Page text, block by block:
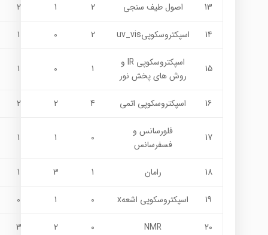
13 اصول طيف سنجي 2
1
2
14 اسپکتروسکوپيuv_vis 2
0
1
15
اسپکتروسکوپي IR و
روش هاي پخش نور
1
0
1
16 اسپکتروسکوپي اتمي 4
2
2
17
فلورسانس و
فسفرسانس
0
1
1
18 رامان 1
3
1
19 اسپکتروسکوپي اشعهx 0
1
0
20
NMR
0
2
3